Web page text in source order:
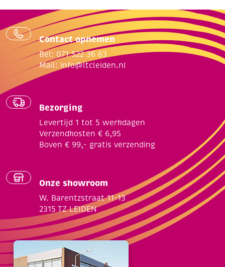
Contact opnemen
Bel: 071 522 36 63
Mail: info@ltcleiden.nl
Bezorging
Levertijd 1 tot 5 werkdagen
Verzendkosten € 6,95
Boven € 99,- gratis verzending
Onze showroom
W. Barentzstraat 11-13
2315 TZ LEIDEN